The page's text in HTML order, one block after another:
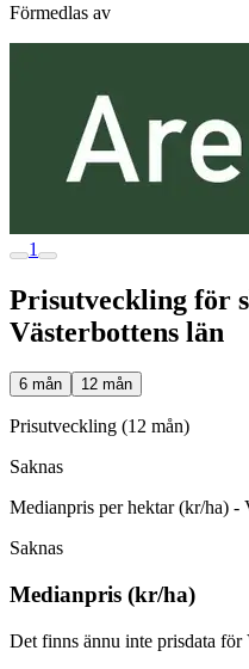
Förmedlas av
1
Prisutveckling för
Västerbottens län
6 mån 12 mån
Prisutveckling (12 mån)
Saknas
Medianpris per hektar (kr/ha) -
Saknas
Medianpris (kr/ha)
Det finns ännu inte prisdata för